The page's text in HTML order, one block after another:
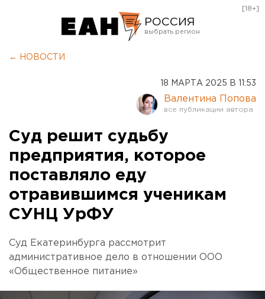
РОССИЯ
Курган
Оренбург
[18+]
← НОВОСТИ
18 МАРТА 2025 В 11:53
Валентина Попова
Суд решит судьбу
предприятия, которое
поставляло еду
отравившимся ученикам
СУНЦ УрФУ
Суд Екатеринбурга рассмотрит
административное дело в отношении ООО
«Общественное питание»